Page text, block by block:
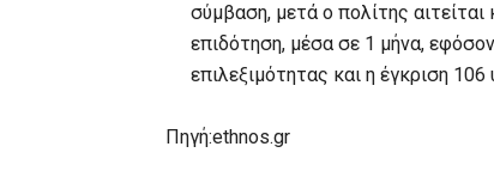
σύμβαση, μετά ο πολίτης αιτείται
επιδότηση, μέσα σε 1 μήνα,
επιλεξιμότητας και η έγκριση
Πηγή:ethnos.gr